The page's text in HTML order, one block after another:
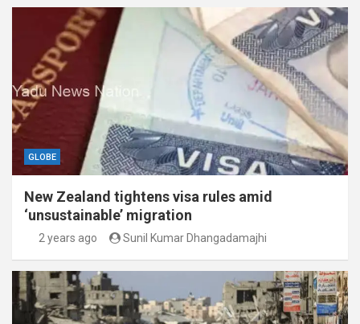
GLOBE
New Zealand tightens visa rules amid
‘unsustainable’ migration
2 years ago Sunil Kumar Dhangadamajhi